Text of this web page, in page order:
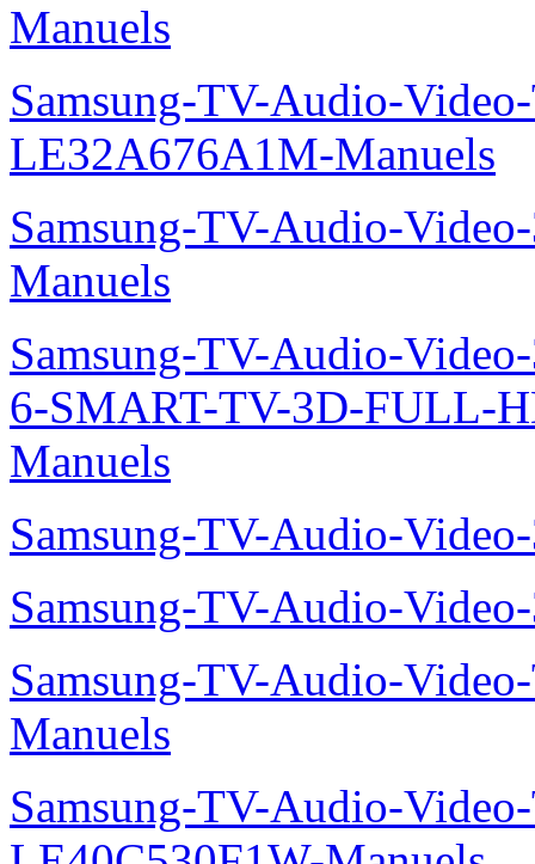
Manuels
Samsung-TV-Audio-
LE32A676A1M-Manuels
Samsung-TV-Audio-
Manuels
Samsung-TV-Audio-
6-SMART-TV-3D-FULL-
Manuels
Samsung-TV-Audio-
Samsung-TV-Audio-
Samsung-TV-Audio-
Manuels
Samsung-TV-Audio-